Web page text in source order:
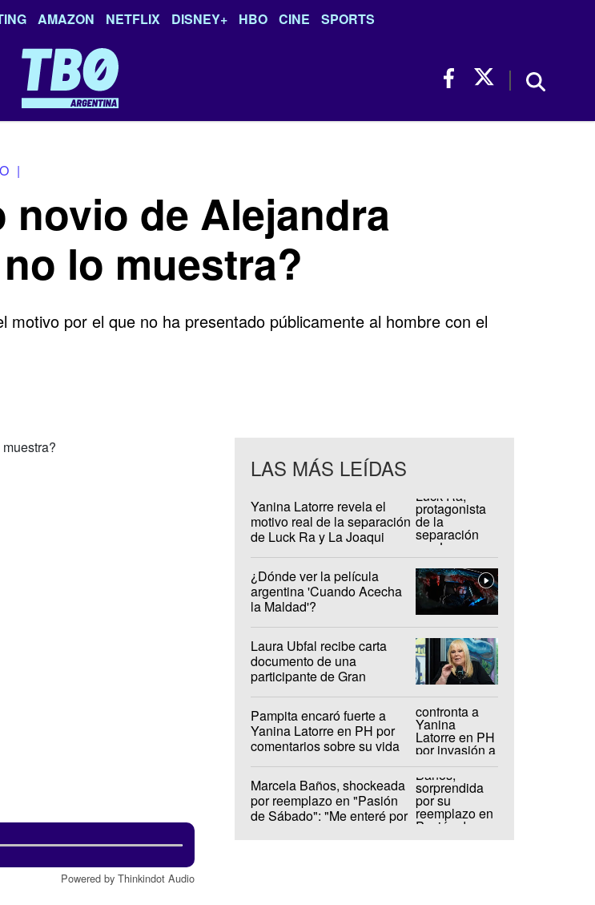
AMAZON NETFLIX DISNEY+ HBO CINE SPORTS
|
novio de Alejandra
lo muestra?
motivo por el que no ha presentado públicamente al hombre con el
Powered by Thinkindot Audio
LAS MÁS LEÍDAS
Yanina Latorre revela el
motivo real de la separación
de Luck Ra y La Joaqui
¿Dónde ver la película
argentina 'Cuando Acecha
la Maldad'?
Laura Ubfal recibe carta
documento de una
participante de Gran
Pampita encaró fuerte a
Yanina Latorre en PH por
comentarios sobre su vida
Marcela Baños, shockeada
por reemplazo en "Pasión
de Sábado": "Me enteré por